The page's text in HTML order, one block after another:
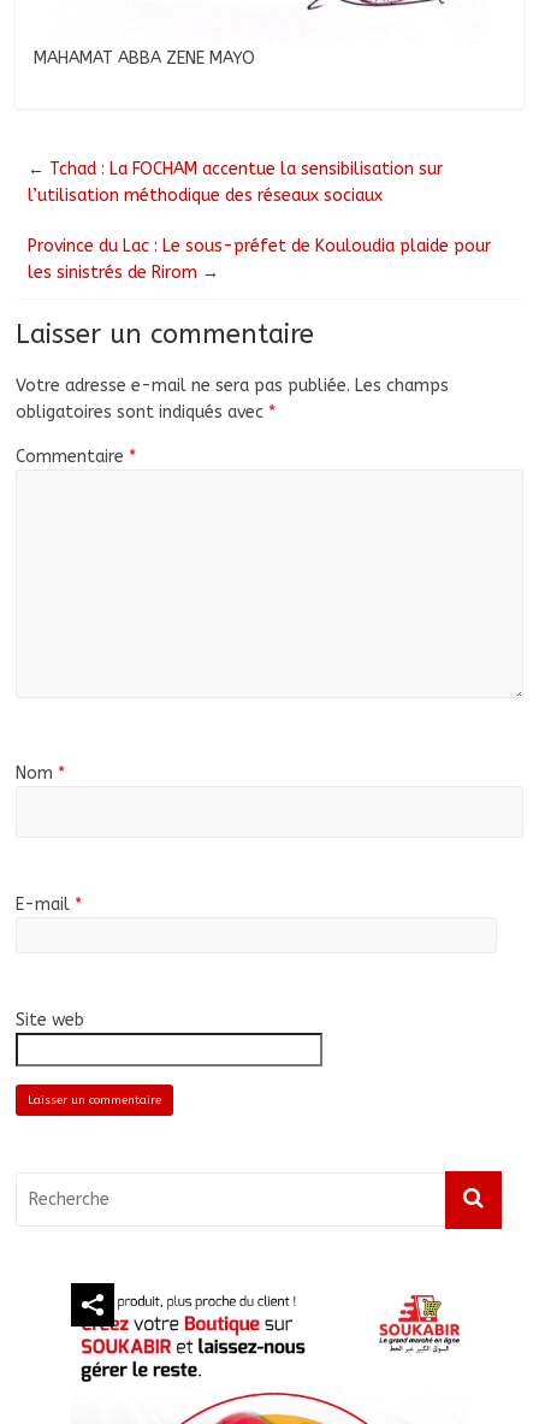
MAHAMAT ABBA ZENE MAYO
← Tchad : La FOCHAM accentue la sensibilisation sur
l’utilisation méthodique des réseaux sociaux
Province du Lac : Le sous-préfet de Kouloudia plaide pour
les sinistrés de Rirom →
Laisser un commentaire
Votre adresse e-mail ne sera pas publiée. Les champs
obligatoires sont indiqués avec *
Commentaire *
Nom *
E-mail *
Site web